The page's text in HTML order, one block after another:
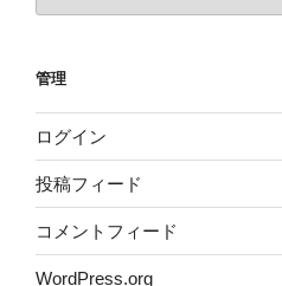
管理
ログイン
投稿フィード
コメントフィード
WordPress.org